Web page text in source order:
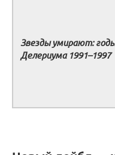
Звезды умирают:
Делериума 1991–1997